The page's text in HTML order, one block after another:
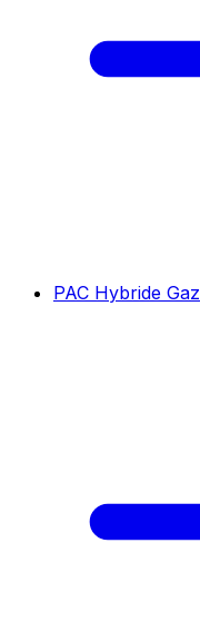
PAC Hybride Gaz